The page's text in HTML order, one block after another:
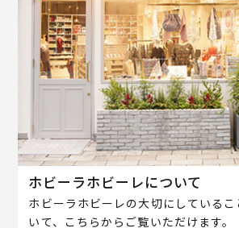
ホビーラホビーレについて
ホビーラホビーレの大切にしている
いて、こちらからご覧いただけます。